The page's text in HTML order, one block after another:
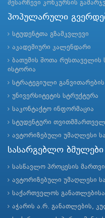
შესარჩევი კონკურსის
პოპულარული
სტუდენტთა გზამკვლევი
აკადემიური კალენდარი
ბათუმის შოთა რუსთაველის
ისტორია
სტრატეგიული განვითარების
უნივერსიტეტის სტრუქტურა
საკონტაქტო ინფორმაცია
სტუდენტური
ავტორიზებული უმაღლესი
სასარგებლო ბმულები
სასწავლო პროცესის
ავტორიზებული უმაღლესი
საქართველოს განათლებისა
აჭარის ა.რ. განათლების,